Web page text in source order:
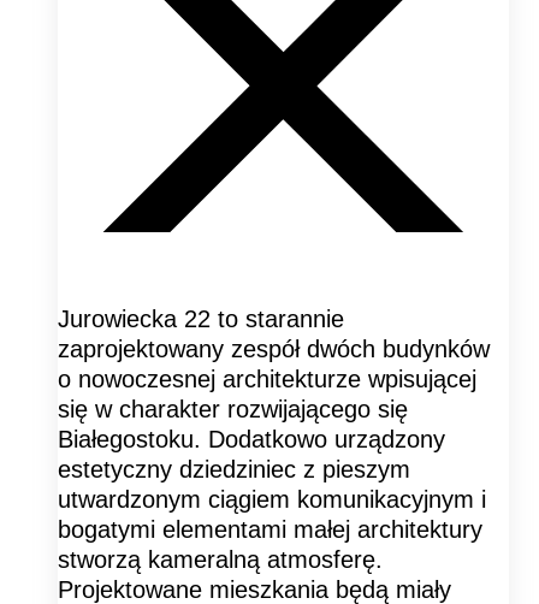
Jurowiecka 22 to starannie
zaprojektowany zespół dwóch budynków
o nowoczesnej architekturze wpisującej
się w charakter rozwijającego się
Białegostoku. Dodatkowo urządzony
estetyczny dziedziniec z pieszym
utwardzonym ciągiem komunikacyjnym i
bogatymi elementami małej architektury
stworzą kameralną atmosferę.
Projektowane mieszkania będą miały